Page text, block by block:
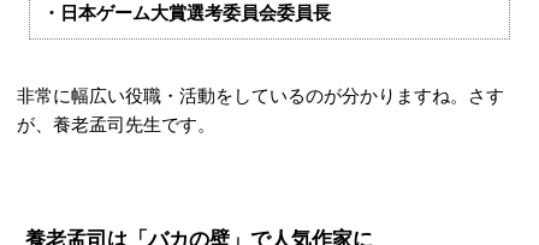
・日本ゲーム大賞選考委員会委員長
非常に幅広い役職・活動をしているのが分かりますね。さす
が、養老孟司先生です。
養老孟司は「バカの壁」で人気作家に